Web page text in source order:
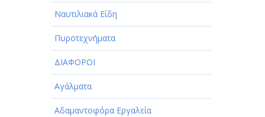
Ναυτιλιακά Είδη
Πυροτεχνήματα
ΔΙΑΦΟΡΟΙ
Αγάλματα
Αδαμαντοφόρα Εργαλεία